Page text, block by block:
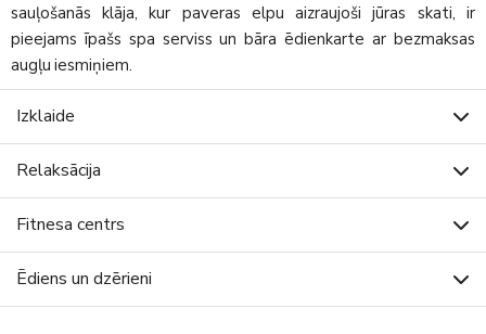
sauļošanās klāja, kur paveras elpu aizraujoši jūras skati, ir
pieejams īpašs spa serviss un bāra ēdienkarte ar bezmaksas
augļu iesmiņiem.
Izklaide
Relaksācija
Fitnesa centrs
Ēdiens un dzērieni